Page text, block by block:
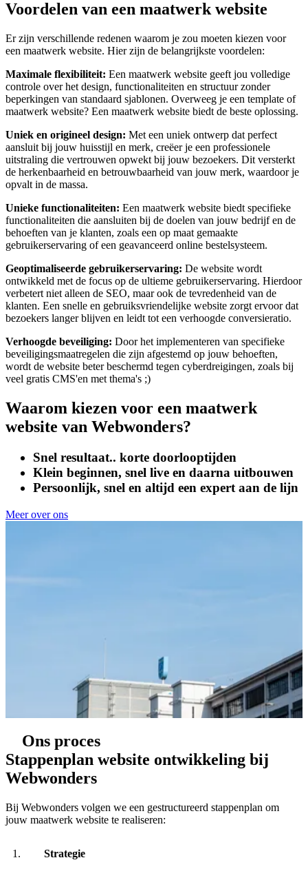
Voordelen van een maatwerk website
Er zijn verschillende redenen waarom je zou moeten kiezen voor
een maatwerk website. Hier zijn de belangrijkste voordelen:
Maximale flexibiliteit: Een maatwerk website geeft jou volledige
controle over het design, functionaliteiten en structuur zonder
beperkingen van standaard sjablonen. Overweeg je een template of
maatwerk website? Een maatwerk website biedt de beste oplossing.
Uniek en origineel design: Met een uniek ontwerp dat perfect
aansluit bij jouw huisstijl en merk, creëer je een professionele
uitstraling die vertrouwen opwekt bij jouw bezoekers. Dit versterkt
de herkenbaarheid en betrouwbaarheid van jouw merk, waardoor je
opvalt in de massa.
Unieke functionaliteiten: Een maatwerk website biedt specifieke
functionaliteiten die aansluiten bij de doelen van jouw bedrijf en de
behoeften van je klanten, zoals een op maat gemaakte
gebruikerservaring of een geavanceerd online bestelsysteem.
Geoptimaliseerde gebruikerservaring: De website wordt
ontwikkeld met de focus op de ultieme gebruikerservaring. Hierdoor
verbetert niet alleen de SEO, maar ook de tevredenheid van de
klanten. Een snelle en gebruiksvriendelijke website zorgt ervoor dat
bezoekers langer blijven en leidt tot een verhoogde conversieratio.
Verhoogde beveiliging: Door het implementeren van specifieke
beveiligingsmaatregelen die zijn afgestemd op jouw behoeften,
wordt de website beter beschermd tegen cyberdreigingen, zoals bij
veel gratis CMS'en met thema's ;)
Waarom kiezen voor een maatwerk
website van Webwonders?
Snel resultaat.. korte doorlooptijden
Klein beginnen, snel live en daarna uitbouwen
Persoonlijk, snel en altijd een expert aan de lijn
Meer over ons
Ons proces
Stappenplan website ontwikkeling bij
Webwonders
Bij Webwonders volgen we een gestructureerd stappenplan om
jouw maatwerk website te realiseren:
Strategie